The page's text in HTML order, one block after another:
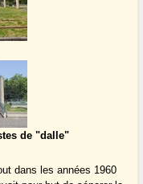
de "dalle"
dans les années 1960